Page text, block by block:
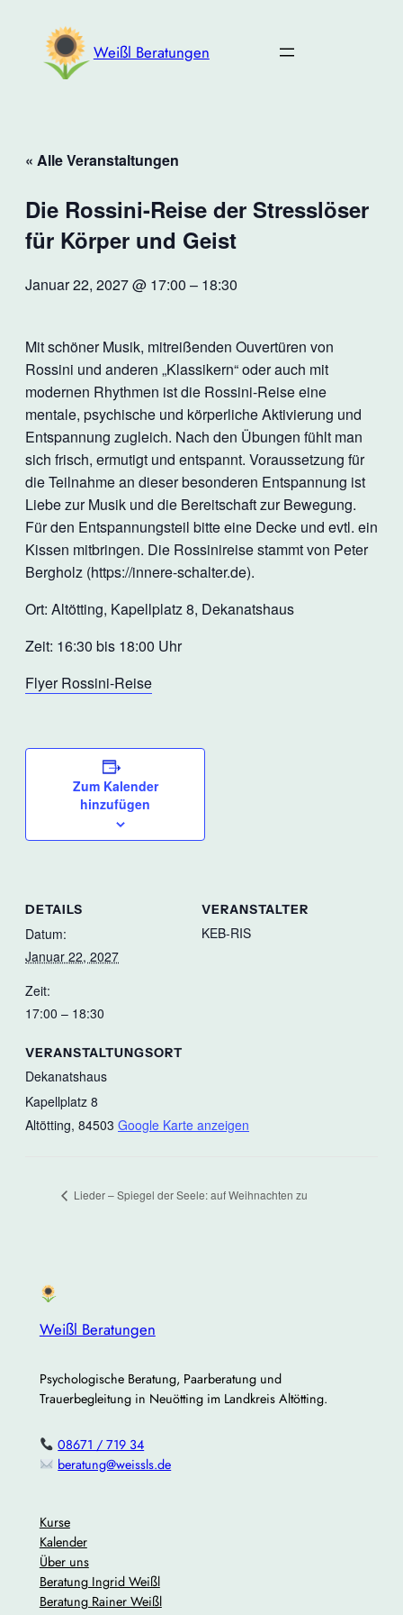
Weißl Beratungen
« Alle Veranstaltungen
Die Rossini-Reise der Stresslöser
für Körper und Geist
Januar 22, 2027 @ 17:00 – 18:30
Mit schöner Musik, mitreißenden Ouvertüren von
Rossini und anderen „Klassikern“ oder auch mit
modernen Rhythmen ist die Rossini-Reise eine
mentale, psychische und körperliche Aktivierung und
Entspannung zugleich. Nach den Übungen fühlt man
sich frisch, ermutigt und entspannt. Voraussetzung für
die Teilnahme an dieser besonderen Entspannung ist
Liebe zur Musik und die Bereitschaft zur Bewegung.
Für den Entspannungsteil bitte eine Decke und evtl. ein
Kissen mitbringen. Die Rossinireise stammt von Peter
Bergholz (https://innere-schalter.de).
Ort: Altötting, Kapellplatz 8, Dekanatshaus
Zeit: 16:30 bis 18:00 Uhr
Flyer Rossini-Reise
Zum Kalender
hinzufügen
DETAILS
Datum:
Januar 22, 2027
Zeit:
17:00 – 18:30
VERANSTALTUNGSORT
Dekanatshaus
Kapellplatz 8
Altötting, 84503 Google Karte anzeigen
VERANSTALTER
KEB-RIS
Lieder – Spiegel der Seele: auf Weihnachten zu
Weißl Beratungen
Psychologische Beratung, Paarberatung und
Trauerbegleitung in Neuötting im Landkreis Altötting.
08671 / 719 34
beratung@weissls.de
Kurse
Kalender
Über uns
Beratung Ingrid Weißl
Beratung Rainer Weißl